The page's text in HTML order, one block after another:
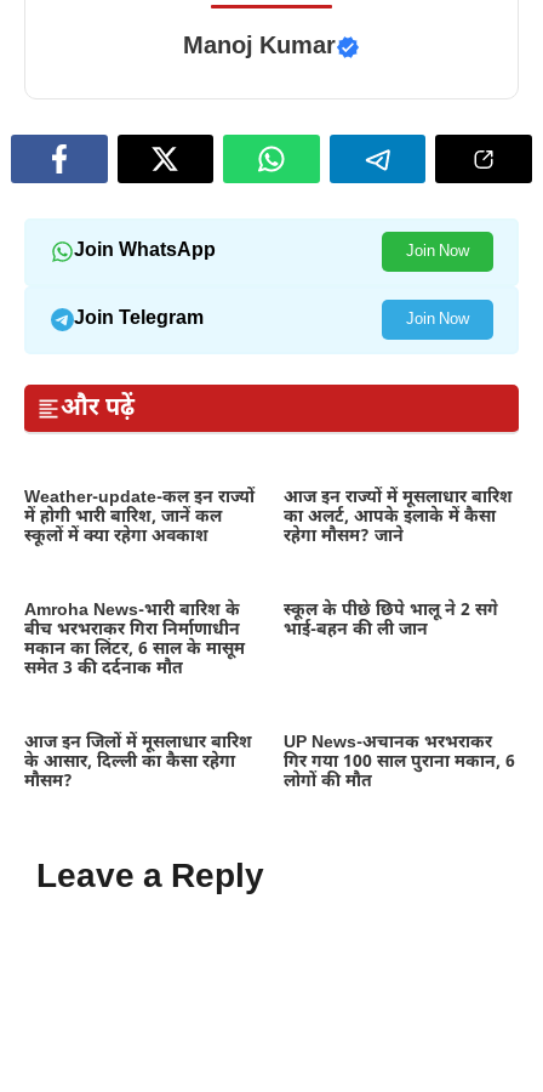
Manoj Kumar
Join WhatsApp Join Now
Join Telegram Join Now
और पढ़ें
Weather-update-कल इन राज्यों
में होगी भारी बारिश, जानें कल
स्कूलों में क्या रहेगा अवकाश
आज इन राज्यों में मूसलाधार बारिश
का अलर्ट, आपके इलाके में कैसा
रहेगा मौसम? जाने
Amroha News-भारी बारिश के
बीच भरभराकर गिरा निर्माणाधीन
मकान का लिंटर, 6 साल के मासूम
समेत 3 की दर्दनाक मौत
स्कूल के पीछे छिपे भालू ने 2 सगे
भाई-बहन की ली जान
आज इन जिलों में मूसलाधार बारिश
के आसार, दिल्ली का कैसा रहेगा
मौसम?
UP News-अचानक भरभराकर
गिर गया 100 साल पुराना मकान, 6
लोगों की मौत
Leave a Reply